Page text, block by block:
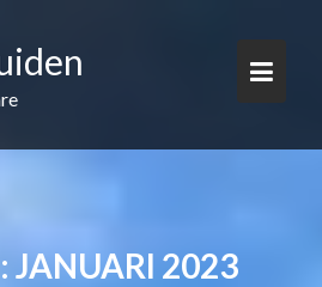
JANUARI 2023